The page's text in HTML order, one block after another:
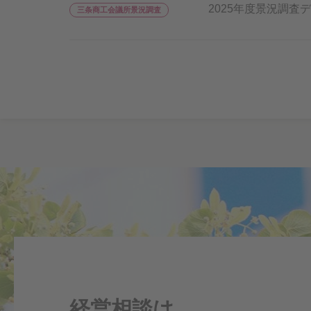
三条商工会議所景況調査 2025年度景況調査